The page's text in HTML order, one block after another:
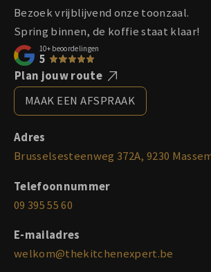
Bezoek vrijblijvend onze toonzaal.
Spring binnen, de koffie staat klaar!
10+ beoordelingen
5
Plan jouw route
MAAK EEN AFSPRAAK
Adres
Brusselsesteenweg 372A, 9230
Telefoonnummer
09 395 55 60
E-mailadres
welkom@thekitchenexpert.be